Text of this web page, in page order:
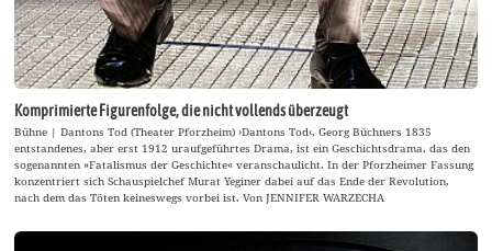
Komprimierte Figurenfolge, die nicht vollends überzeugt
Bühne | Dantons Tod (Theater Pforzheim) ›Dantons Tod‹, Georg Büchners 1835
entstandenes, aber erst 1912 uraufgeführtes Drama, ist ein Geschichtsdrama, das den
sogenannten »Fatalismus der Geschichte« veranschaulicht. In der Pforzheimer Fassung
konzentriert sich Schauspielchef Murat Yeginer dabei auf das Ende der Revolution,
nach dem das Töten keineswegs vorbei ist. Von JENNIFER WARZECHA